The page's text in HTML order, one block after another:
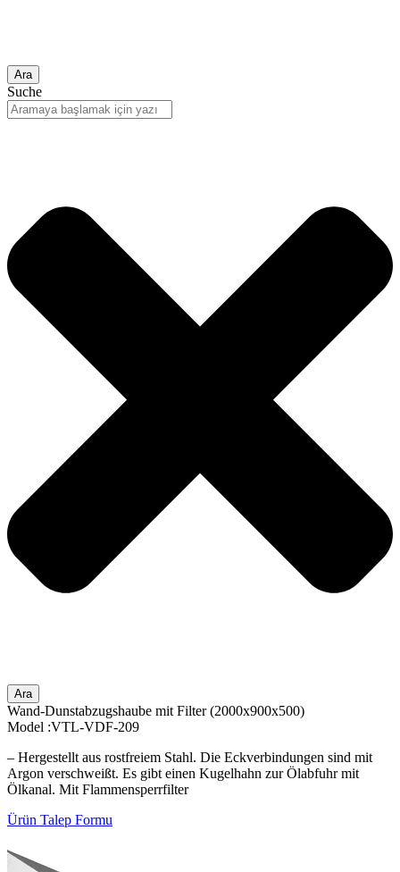
Ara
Suche
Ara
Wand-Dunstabzugshaube mit Filter (2000x900x500)
Model :VTL-VDF-209
– Hergestellt aus rostfreiem Stahl. Die Eckverbindungen sind mit
Argon verschweißt. Es gibt einen Kugelhahn zur Ölabfuhr mit
Ölkanal. Mit Flammensperrfilter
Ürün Talep Formu